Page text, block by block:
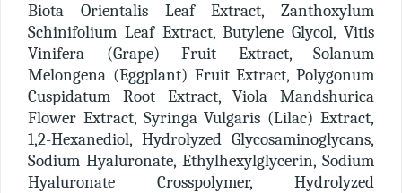
Biota Orientalis Leaf Extract, Zanthoxylum
Schinifolium Leaf Extract, Butylene Glycol, Vitis
Vinifera (Grape) Fruit Extract, Solanum
Melongena (Eggplant) Fruit Extract, Polygonum
Cuspidatum Root Extract, Viola Mandshurica
Flower Extract, Syringa Vulgaris (Lilac) Extract,
1,2-Hexanediol, Hydrolyzed Glycosaminoglycans,
Sodium Hyaluronate, Ethylhexylglycerin, Sodium
Hyaluronate Crosspolymer, Hydrolyzed